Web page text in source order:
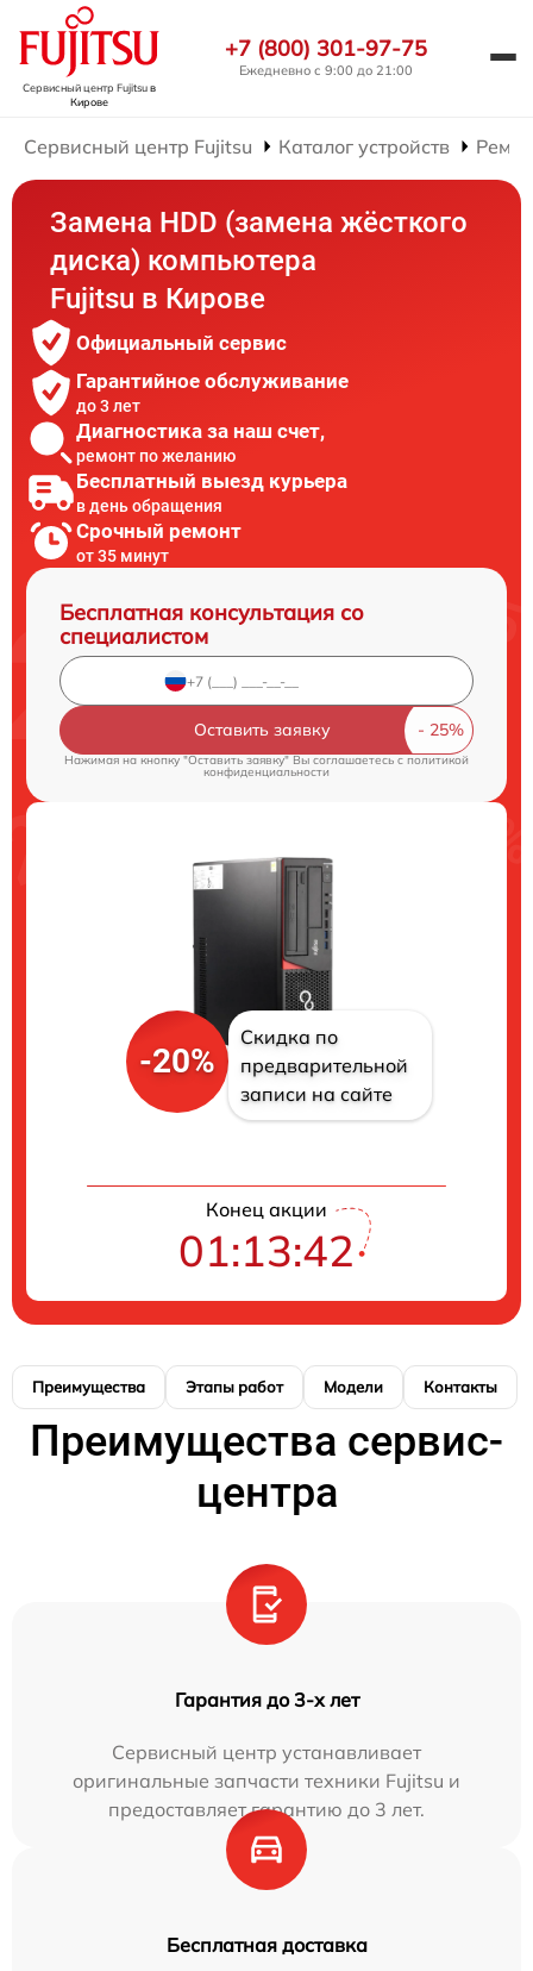
Сервисный центр Fujitsuв
Кирове
+7 (800) 301-97-75
Ежедневно с 9:00 до 21:00
Сервисный центр Fujitsu Каталог устройств
Замена HDD (замена жёсткого
диска) компьютера
Fujitsu в Кирове
Официальный сервис
Гарантийное обслуживание
до 3 лет
Диагностика за наш счет,
ремонт по желанию
Бесплатный выезд курьера
в день обращения
Срочный ремонт
от 35 минут
Бесплатная консультация со
специалистом
Оставить заявку
Нажимая на кнопку "Оставить заявку" Вы соглашаетесь cполитикой
конфиденциальности
-20%
Скидка по
предварительной
записи на сайте
Конец акции
01:13:42
Преимущества Этапы работ Модели Контакты
Преимущества сервис-
центра
Гарантия до 3-х лет
Сервисный центр устанавливает
оригинальные запчасти техники Fujitsu и
предоставляет гарантию до 3 лет.
Бесплатная доставка